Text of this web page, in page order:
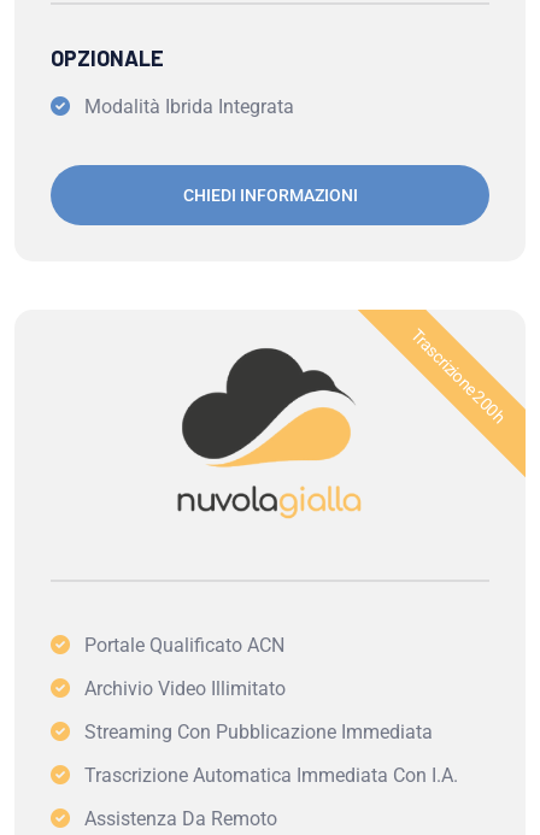
OPZIONALE
Modalità Ibrida Integrata
CHIEDI INFORMAZIONI
Trascrizione 200h
Portale Qualificato ACN
Archivio Video Illimitato
Streaming Con Pubblicazione Immediata
Trascrizione Automatica Immediata Con I.A.
Assistenza Da Remoto